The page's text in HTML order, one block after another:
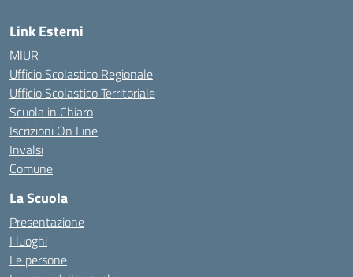
Link Esterni
MIUR
Ufficio Scolastico Regionale
Ufficio Scolastico Territoriale
Scuola in Chiaro
Iscrizioni On Line
Invalsi
Comune
La Scuola
Presentazione
I luoghi
Le persone